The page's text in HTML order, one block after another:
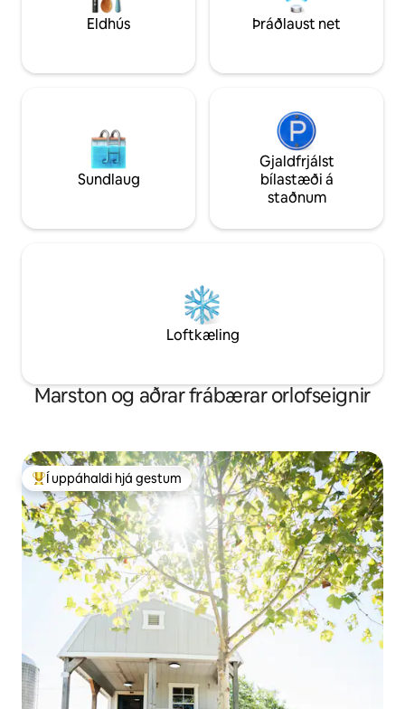
skoða það besta sem Piggott hefur upp
á að bjóða en hér er hratt þráðlaust net
reykingagryfju og
er boðið upp á kol.
Eldhús Þráðlaust net
Sundlaug
Gjaldfrjálst
bílastæði á
staðnum
Loftkæling
Marston og aðrar frábærar orlofseignir
Í mestu uppáhaldi hjá gestum
Í uppáhaldi hjá gestum